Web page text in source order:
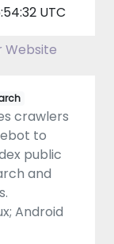
UTC
Website
crawlers
to
public
and
Android